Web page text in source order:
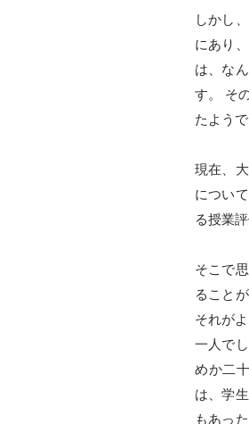
しかし
にあり
は、な
す。 そ
たよう
現在、
につい
る授業
そこで
ること
それが
一人で
めか二
は、学
もあっ